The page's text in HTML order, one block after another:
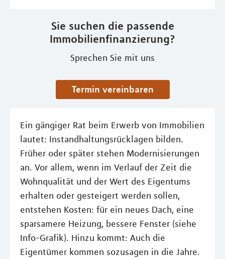
Sie suchen die passende
Immobilienfinanzierung?
Sprechen Sie mit uns
Termin vereinbaren
Ein gängiger Rat beim Erwerb von Immobilien
lautet: Instandhaltungsrücklagen bilden.
Früher oder später stehen Modernisierungen
an. Vor allem, wenn im Verlauf der Zeit die
Wohnqualität und der Wert des Eigentums
erhalten oder gesteigert werden sollen,
entstehen Kosten: für ein neues Dach, eine
sparsamere Heizung, bessere Fenster (siehe
Info-Grafik). Hinzu kommt: Auch die
Eigentümer kommen sozusagen in die Jahre.